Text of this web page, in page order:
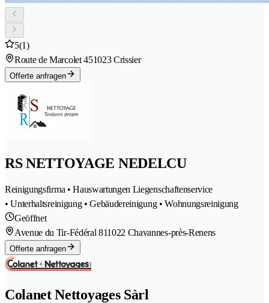
5(1)
Route de Marcolet 451023 Crissier
Offerte anfragen
RS NETTOYAGE NEDELCU
Reinigungsfirma • Hauswartungen Liegenschaftenservice
• Unterhaltsreinigung • Gebäudereinigung • Wohnungsreinigung
Geöffnet
Avenue du Tir-Fédéral 811022 Chavannes-près-Renens
Offerte anfragen
Colanet Nettoyages Sàrl